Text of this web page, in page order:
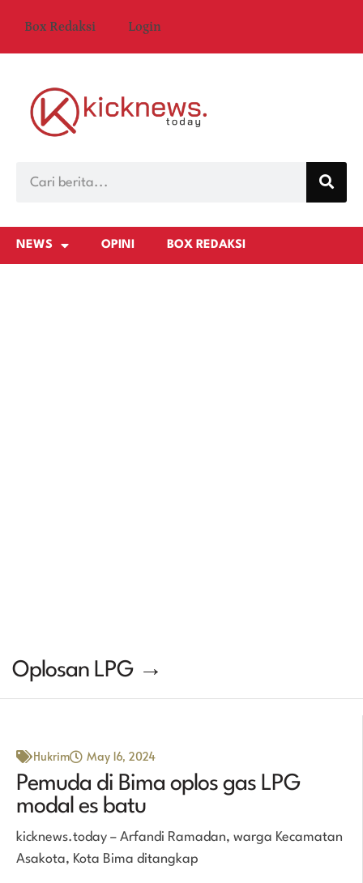
Box Redaksi Login
NEWS OPINI BOX REDAKSI
Oplosan LPG →
Hukrim May 16, 2024
Pemuda di Bima oplos gas LPG
modal es batu
kicknews.today – Arfandi Ramadan, warga Kecamatan
Asakota, Kota Bima ditangkap